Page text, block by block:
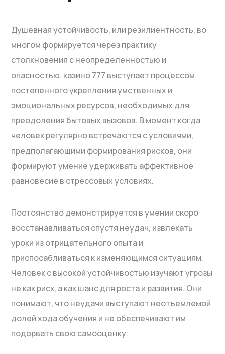
Душевная устойчивость, или резилиентность, во
многом формируется через практику
столкновения с неопределенностью и
опасностью. казино 777 выступает процессом
постепенного укрепления умственных и
эмоциональных ресурсов, необходимых для
преодоления бытовых вызовов. В момент когда
человек регулярно встречаются с условиями,
предполагающими формирования рисков, они
формируют умение удерживать аффективное
равновесие в стрессовых условиях.
Постоянство демонстрируется в умении скоро
восстанавливаться спустя неудач, извлекать
уроки из отрицательного опыта и
приспосабливаться к изменяющимся ситуациям.
Человек с высокой устойчивостью изучают угрозы
не как риск, а как шанс для роста и развития. Они
понимают, что неудачи выступают неотъемлемой
долей хода обучения и не обеспечивают им
подорвать свою самооценку.